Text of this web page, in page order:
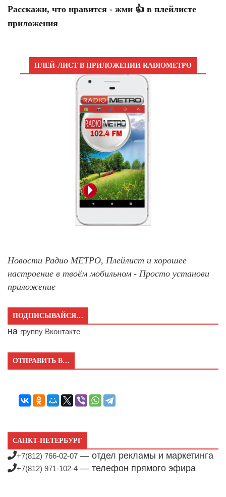
Расскажи, что нравится - жми 👍 в плейлисте
приложения
ПЛЕЙ-ЛИСТ В ПРИЛОЖЕНИИ RADIOМЕТРО
Новости Радио МЕТРО, Плейлист и хорошее
настроение в твоём мобильном - Просто установи
приложение
ПОДПИСЫВАЙСЯ…
на группу Вконтакте
ОТПРАВИТЬ В…
САНКТ-ПЕТЕРБУРГ
+7(812) 766-02-07 — отдел рекламы и маркетинга
+7(812) 971-102-4 — телефон прямого эфира